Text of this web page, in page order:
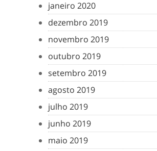
janeiro 2020
dezembro 2019
novembro 2019
outubro 2019
setembro 2019
agosto 2019
julho 2019
junho 2019
maio 2019